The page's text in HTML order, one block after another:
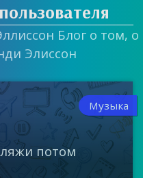
Блог о том, о
Элиссон
Музыка
потом